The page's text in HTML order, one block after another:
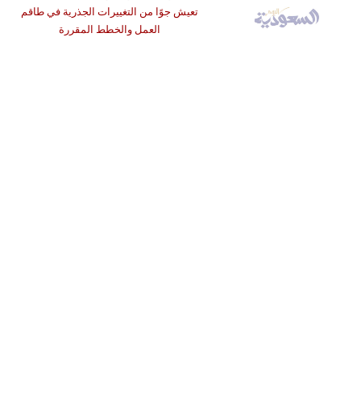
تعيش جوًا من التغييرات الجذرية في طاقم
العمل والخطط المقررة